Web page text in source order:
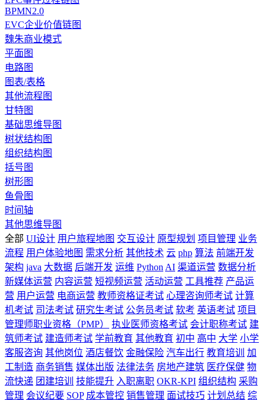
BPMN2.0
EVC企业价值链图
魏朱商业模式
平面图
电路图
图表/表格
其他流程图
甘特图
基础思维导图
树状结构图
组织结构图
括号图
树形图
鱼骨图
时间轴
其他思维导图
全部 UI设计 用户旅程地图 交互设计 原型规划 项目管理 业务
流程 用户体验地图 需求分析 其他技术 云 php 算法 前端开发
架构 java 大数据 后端开发 运维 Python AI 渠道运营 数据分析
新媒体运营 内容运营 短视频运营 活动运营 工具推荐 产品运
营 用户运营 电商运营 教师资格证考试 心理咨询师考试 计算
机考试 司法考试 研究生考试 公务员考试 软考 英语考试 项目
管理师职业资格（PMP）
执业医师资格考试 会计职称考试 建
筑师考试 建造师考试 学前教育 其他教育 初中 高中 大学 小学
客服咨询 其他岗位 酒店餐饮 金融保险 汽车出行 教育培训
加
工制造 商务销售 媒体出版 法律法务 房地产建筑 医疗保健 物
流快递 团建培训 技能提升 入职离职 OKR-KPI 组织结构 采购
管理 会议纪要 SOP 成本管控 销售管理 面试技巧 计划总结 综